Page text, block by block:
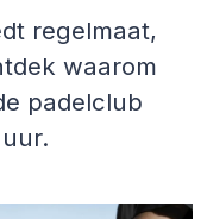
regelmaat,
waarom
padelclub